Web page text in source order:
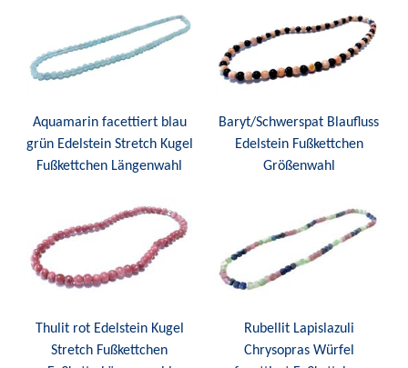
Aquamarin facettiert blau
grün Edelstein Stretch Kugel
Fußkettchen Längenwahl
Baryt/Schwerspat Blaufluss
Edelstein Fußkettchen
Größenwahl
Thulit rot Edelstein Kugel
Stretch Fußkettchen
Rubellit Lapislazuli
Chrysopras Würfel